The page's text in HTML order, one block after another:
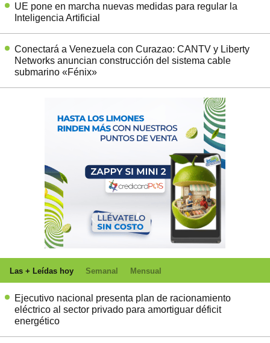
UE pone en marcha nuevas medidas para regular la
Inteligencia Artificial
Conectará a Venezuela con Curazao: CANTV y Liberty
Networks anuncian construcción del sistema cable
submarino «Fénix»
Las + Leídas hoy Semanal Mensual
Ejecutivo nacional presenta plan de racionamiento
eléctrico al sector privado para amortiguar déficit
energético